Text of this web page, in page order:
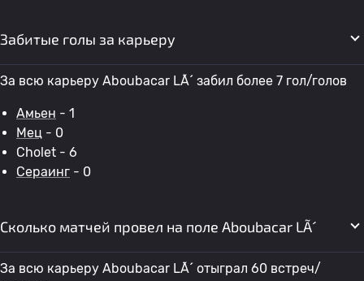
Забитые голы за карьеру
За всю карьеру Aboubacar LÃ´ забил более 7 гол/голов
Амьен - 1
Мец - 0
Cholet - 6
Сераинг - 0
Сколько матчей провел на поле Aboubacar LÃ´
За всю карьеру Aboubacar LÃ´ отыграл 60 встреч/